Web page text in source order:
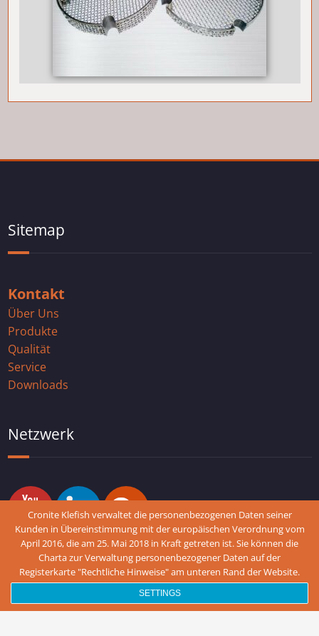
Sitemap
Kontakt
Über Uns
Produkte
Qualität
Service
Downloads
Netzwerk
Legal notice
Cronite-Group © 2018 - 2021
Cronite Klefish verwaltet die personenbezogenen Daten seiner
Kunden in Übereinstimmung mit der europäischen Verordnung vom
April 2016, die am 25. Mai 2018 in Kraft getreten ist. Sie können die
Charta zur Verwaltung personenbezogener Daten auf der
Registerkarte "Rechtliche Hinweise" am unteren Rand der Website.
SETTINGS